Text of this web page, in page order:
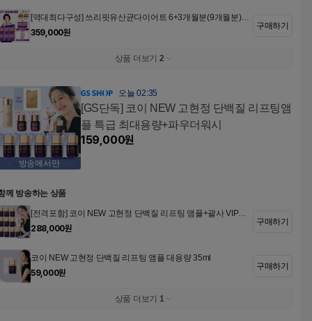
[역대최다구성] 쓰리핏유산균다이어트 6+3개월분(9개월분)
+콜라겐스틱 1박스(30포)
359,000원
구매하기
상품 더보기 2
방송에서만
오늘 02:35
[GS단독] 코이 NEW 고현정 단백질 리프팅앰
플 특급 최대용량+파우더워시
159,000원
께 방송하는 상품
[전격포함] 코이 NEW 고현정 단백질 리프팅 앰플+괄사 VIP세
트
288,000원
구매하기
코이 NEW 고현정 단백질 리프팅 앰플 대용량 35ml
59,000원
구매하기
상품 더보기 1